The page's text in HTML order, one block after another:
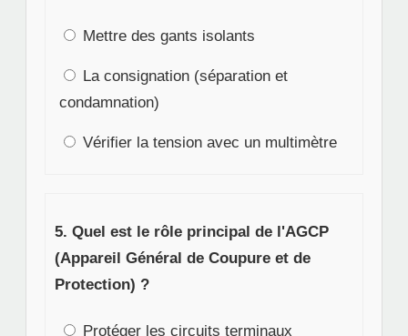
Mettre des gants isolants
La consignation (séparation et
condamnation)
Vérifier la tension avec un multimètre
5. Quel est le rôle principal de l'AGCP
(Appareil Général de Coupure et de
Protection) ?
Protéger les circuits terminaux